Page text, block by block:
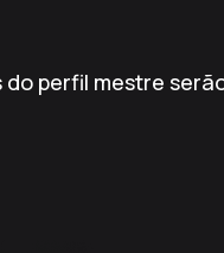
perfil mestre